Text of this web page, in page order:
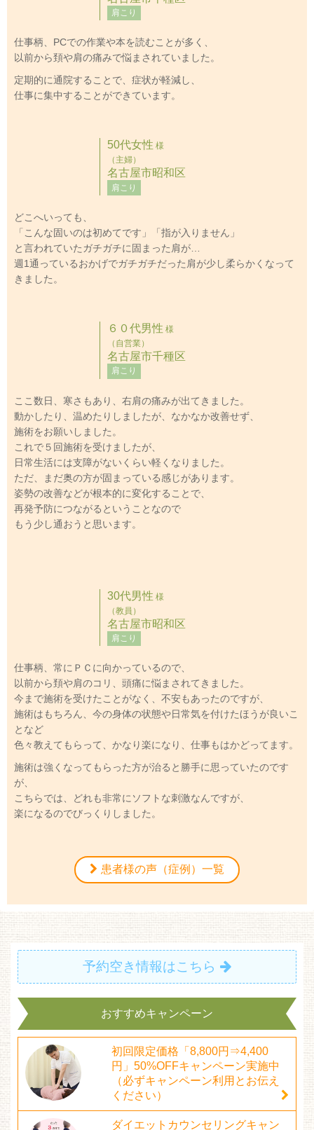
肩こり
仕事柄、PCでの作業や本を読むことが多く、
以前から頚や肩の痛みで悩まされていました。
定期的に通院することで、症状が軽減し、
仕事に集中することができています。
50代女性 様
（主婦）
名古屋市昭和区
肩こり
どこへいっても、
「こんな固いのは初めてです」「指が入りません」
と言われていたガチガチに固まった肩が…
週1通っているおかげでガチガチだった肩が少し柔らかくなって
きました。
６０代男性 様
（自営業）
名古屋市千種区
肩こり
ここ数日、寒さもあり、右肩の痛みが出てきました。
動かしたり、温めたりしましたが、なかなか改善せず、
施術をお願いしました。
これで５回施術を受けましたが、
日常生活には支障がないくらい軽くなりました。
ただ、まだ奥の方が固まっている感じがあります。
姿勢の改善などが根本的に変化することで、
再発予防につながるということなので
もう少し通おうと思います。
30代男性 様
（教員）
名古屋市昭和区
肩こり
仕事柄、常にＰＣに向かっているので、
以前から頚や肩のコリ、頭痛に悩まされてきました。
今まで施術を受けたことがなく、不安もあったのですが、
施術はもちろん、今の身体の状態や日常気を付けたほうが良いこ
となど
色々教えてもらって、かなり楽になり、仕事もはかどってます。
施術は強くなってもらった方が治ると勝手に思っていたのです
が、
こちらでは、どれも非常にソフトな刺激なんですが、
楽になるのでびっくりしました。
患者様の声（症例）一覧
予約空き情報はこちら
おすすめキャンペーン
初回限定価格「8,800円⇒4,400
円」50%OFFキャンペーン実施中
（必ずキャンペーン利用とお伝え
ください）
ダイエットカウンセリングキャン